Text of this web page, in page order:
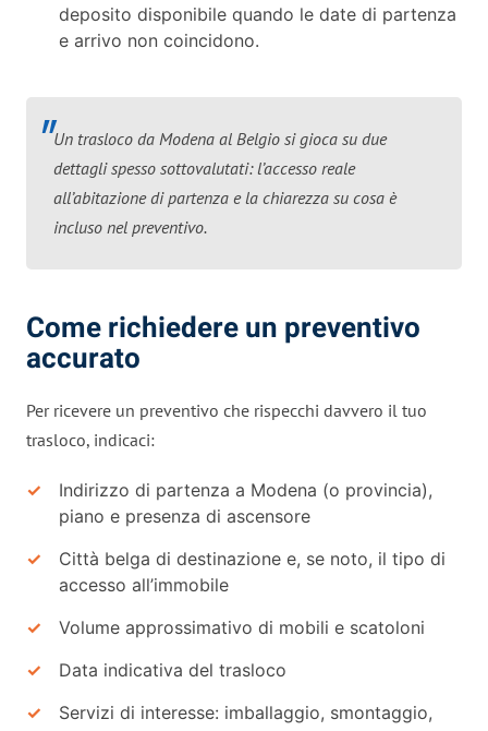
deposito disponibile quando le date di partenza
e arrivo non coincidono.
Un trasloco da Modena al Belgio si gioca su due
dettagli spesso sottovalutati: l’accesso reale
all’abitazione di partenza e la chiarezza su cosa è
incluso nel preventivo.
Come richiedere un preventivo
accurato
Per ricevere un preventivo che rispecchi davvero il tuo
trasloco, indicaci:
Indirizzo di partenza a Modena (o provincia),
piano e presenza di ascensore
Città belga di destinazione e, se noto, il tipo di
accesso all’immobile
Volume approssimativo di mobili e scatoloni
Data indicativa del trasloco
Servizi di interesse: imballaggio, smontaggio,